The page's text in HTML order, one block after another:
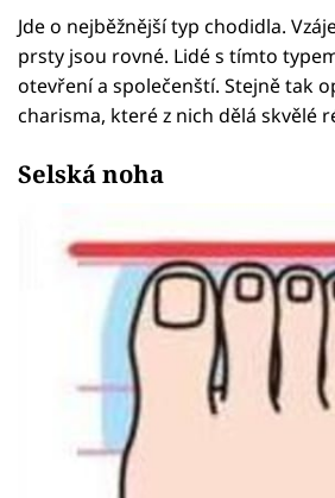
Jde o nejběžnější typ chodidla.
prsty jsou rovné. Lidé s tímto
otevření a společenští. Stejně tak
charisma, které z nich dělá skvělé
Selská noha